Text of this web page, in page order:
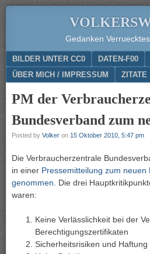
Gedanken
Menu
SKIP TO CONTENT
BILDER UNTER CC0 DATEN-F00
ÜBER MICH / IMPRESSUM
ZITATE
PM der
Bundesverband zum
Posted by Volker on 15 Oktober 2010, 5:47 pm
Die Verbraucherzentrale
in einer Pressemitteilung zum neuen
genommen . Die drei
waren:
Keine Verlässlichkeit bei der
Berechtigungszertifikaten
Sicherheitsrisiken und